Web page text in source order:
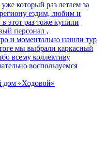
который раз летаем за
ездим, любим и
этот раз тоже купили
персонал ,
и моментально нашли тур
мы выбрали каркасный
всему коллективу
воспользуемся